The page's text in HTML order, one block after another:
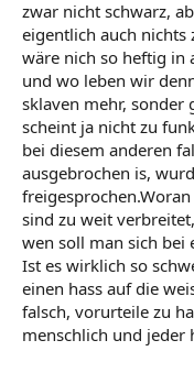
zwar nicht schwarz,
eigentlich auch nichts
wäre nich so heftig in
und wo leben wir
sklaven mehr, sonder
scheint ja nicht zu
bei diesem anderen
ausgebrochen is,
sind zu weit
wen soll man sich bei
Ist es wirklich so
einen hass auf die
falsch, vorurteile zu
menschlich und jeder